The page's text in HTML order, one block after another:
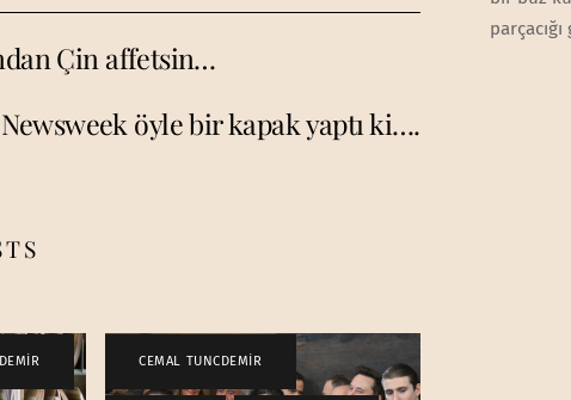
Çin affetsin…
Newsweek öyle bir kapak yaptı ki….
, CEMAL TUNCDEMİR
parçacığı